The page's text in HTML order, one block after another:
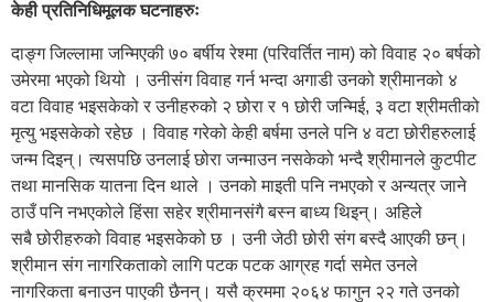
केही प्रतिनिधिमूलक घटनाहरुः
दाङ्ग जिल्लामा जन्मिएकी ७० बर्षीय रेश्मा (परिवर्तित नाम) को विवाह २० बर्षको
उमेरमा भएको थियो । उनीसंग विवाह गर्न भन्दा अगाडी उनको श्रीमानको ४
वटा विवाह भइसकेको र उनीहरुको २ छोरा र १ छोरी जन्मिई, ३ वटा श्रीमतीको
मृत्यु भइसकेको रहेछ । विवाह गरेको केही बर्षमा उनले पनि ४ वटा छोरीहरुलाई
जन्म दिइन्। त्यसपछि उनलाई छोरा जन्माउन नसकेको भन्दै श्रीमानले कुटपीट
तथा मानसिक यातना दिन थाले । उनको माइती पनि नभएको र अन्यत्र जाने
ठाउँ पनि नभएकोले हिंसा सहेर श्रीमानसंगै बस्न बाध्य थिइन्। अहिले
सबै छोरीहरुको विवाह भइसकेको छ । उनी जेठी छोरी संग बस्दै आएकी छन्।
श्रीमान संग नागरिकताको लागि पटक पटक आग्रह गर्दा समेत उनले
नागरिकता बनाउन पाएकी छैनन्। यसै क्रममा २०६४ फागुन २२ गते उनको